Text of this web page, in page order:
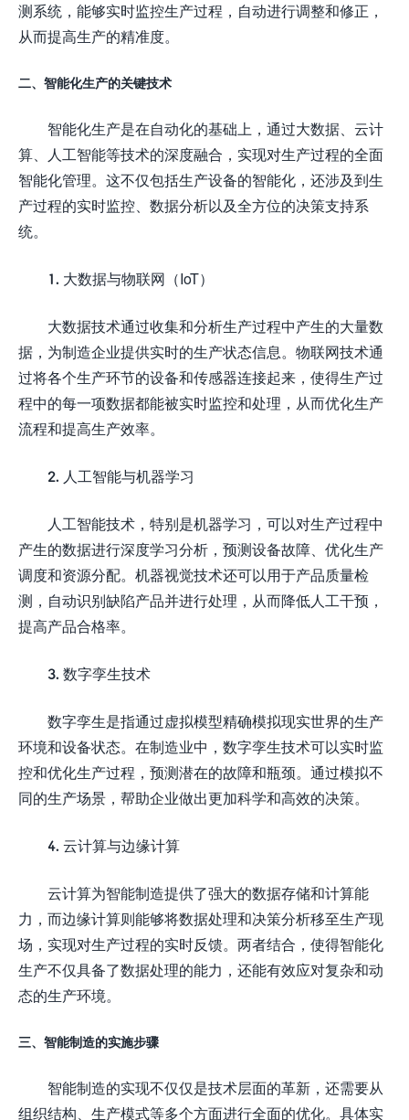
测系统，能够实时监控生产过程，自动进行调整和修正，
从而提高生产的精准度。
二、智能化生产的关键技术
智能化生产是在自动化的基础上，通过大数据、云计
算、人工智能等技术的深度融合，实现对生产过程的全面
智能化管理。这不仅包括生产设备的智能化，还涉及到生
产过程的实时监控、数据分析以及全方位的决策支持系
统。
1. 大数据与物联网（IoT）
大数据技术通过收集和分析生产过程中产生的大量数
据，为制造企业提供实时的生产状态信息。物联网技术通
过将各个生产环节的设备和传感器连接起来，使得生产过
程中的每一项数据都能被实时监控和处理，从而优化生产
流程和提高生产效率。
2. 人工智能与机器学习
人工智能技术，特别是机器学习，可以对生产过程中
产生的数据进行深度学习分析，预测设备故障、优化生产
调度和资源分配。机器视觉技术还可以用于产品质量检
测，自动识别缺陷产品并进行处理，从而降低人工干预，
提高产品合格率。
3. 数字孪生技术
数字孪生是指通过虚拟模型精确模拟现实世界的生产
环境和设备状态。在制造业中，数字孪生技术可以实时监
控和优化生产过程，预测潜在的故障和瓶颈。通过模拟不
同的生产场景，帮助企业做出更加科学和高效的决策。
4. 云计算与边缘计算
云计算为智能制造提供了强大的数据存储和计算能
力，而边缘计算则能够将数据处理和决策分析移至生产现
场，实现对生产过程的实时反馈。两者结合，使得智能化
生产不仅具备了数据处理的能力，还能有效应对复杂和动
态的生产环境。
三、智能制造的实施步骤
智能制造的实现不仅仅是技术层面的革新，还需要从
组织结构、生产模式等多个方面进行全面的优化。具体实